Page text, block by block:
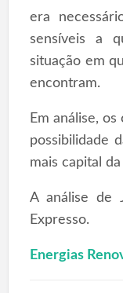
era
sensíveis a
situação em
encontram.
Em análise,
possibilidade
mais capital da
A análise de
Expresso.
Energias